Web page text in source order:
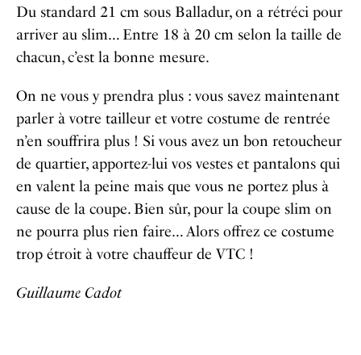
Du standard 21 cm sous Balladur, on a rétréci pour
arriver au slim… Entre 18 à 20 cm selon la taille de
chacun, c’est la bonne mesure.
On ne vous y prendra plus : vous savez maintenant
parler à votre tailleur et votre costume de rentrée
n’en souffrira plus ! Si vous avez un bon retoucheur
de quartier, apportez-lui vos vestes et pantalons qui
en valent la peine mais que vous ne portez plus à
cause de la coupe. Bien sûr, pour la coupe slim on
ne pourra plus rien faire… Alors offrez ce costume
trop étroit à votre chauffeur de VTC !
Guillaume Cadot